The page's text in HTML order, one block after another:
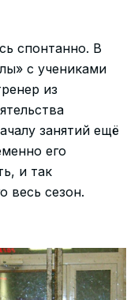
спонтанно. В
с учениками
из
занятий ещё
его
и так
весь сезон.